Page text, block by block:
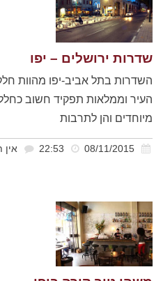
שדרות ירושלים – יפו
השדרות בתל אביב-יפו מהוות
העיר וממלאות תפקיד חשוב
מיוחדים והן לתרבות
אין